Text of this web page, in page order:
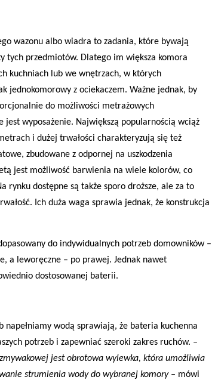
wazonu albo wiadra to zadania, które bywają
tych przedmiotów. Dlatego im większa komora
kuchniach lub we wnętrzach, w których
jednokomorowy z ociekaczem. Ważne jednak, by
do możliwości metrażowych
wyposażenie. Największą popularnością wciąż
i dużej trwałości charakteryzują się też
zbudowane z odpornej na uszkodzenia
jest możliwość barwienia na wiele kolorów, co
rynku dostępne są także sporo droższe, ale za to
Ich duża waga sprawia jednak, że konstrukcja
do indywidualnych potrzeb domowników –
a leworęczne – po prawej. Jednak nawet
dostosowanej baterii.
wodą sprawiają, że bateria kuchenna
potrzeb i zapewniać szeroki zakres ruchów. –
jest obrotowa wylewka, która umożliwia
strumienia wody do wybranej komory – mówi